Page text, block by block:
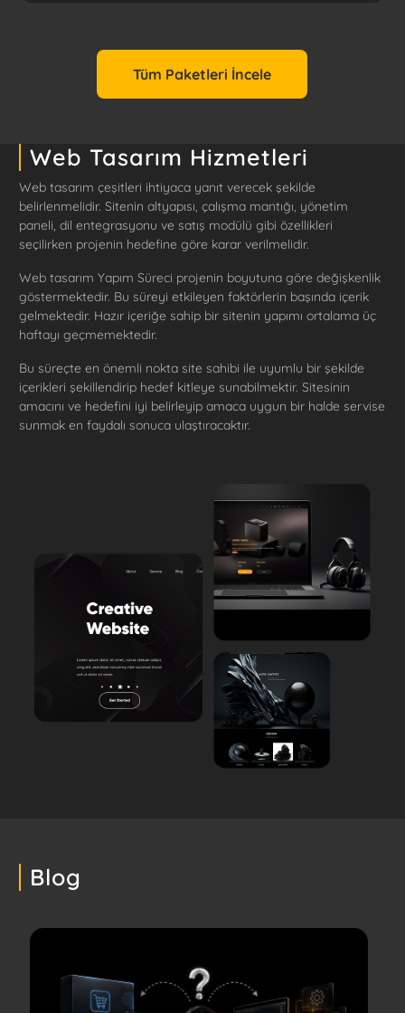
Tüm Paketleri İncele
Web Tasarım Hizmetleri
Web tasarım çeşitleri ihtiyaca yanıt verecek şekilde
belirlenmelidir. Sitenin altyapısı, çalışma mantığı, yönetim
paneli, dil entegrasyonu ve satış modülü gibi özellikleri
seçilirken projenin hedefine göre karar verilmelidir.
Web tasarım Yapım Süreci projenin boyutuna göre değişkenlik
göstermektedir. Bu süreyi etkileyen faktörlerin başında içerik
gelmektedir. Hazır içeriğe sahip bir sitenin yapımı ortalama üç
haftayı geçmemektedir.
Bu süreçte en önemli nokta site sahibi ile uyumlu bir şekilde
içerikleri şekillendirip hedef kitleye sunabilmektir. Sitesinin
amacını ve hedefini iyi belirleyip amaca uygun bir halde servise
sunmak en faydalı sonuca ulaştıracaktır.
Blog